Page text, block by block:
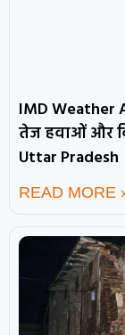
IMD Weather
तेज हवाओं और
Uttar Pradesh
READ MORE